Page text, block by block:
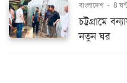
বাংলাদেশ - 8
চট্টগ্রামে
নতুন ঘর